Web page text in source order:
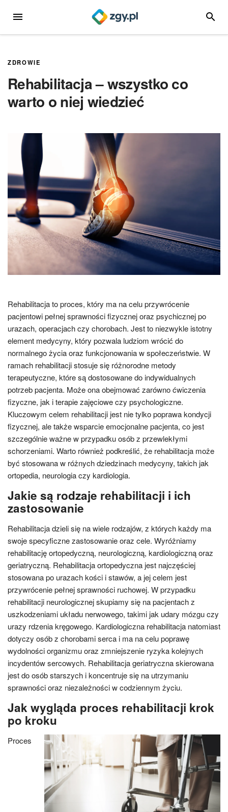
MENU
ZDROWIE
Rehabilitacja – wszystko co
warto o niej wiedzieć
Rehabilitacja to proces, który ma na celu przywrócenie
pacjentowi pełnej sprawności fizycznej oraz psychicznej po
urazach, operacjach czy chorobach. Jest to niezwykle istotny
element medycyny, który pozwala ludziom wrócić do
normalnego życia oraz funkcjonowania w społeczeństwie. W
ramach rehabilitacji stosuje się różnorodne metody
terapeutyczne, które są dostosowane do indywidualnych
potrzeb pacjenta. Może ona obejmować zarówno ćwiczenia
fizyczne, jak i terapie zajęciowe czy psychologiczne.
Kluczowym celem rehabilitacji jest nie tylko poprawa kondycji
fizycznej, ale także wsparcie emocjonalne pacjenta, co jest
szczególnie ważne w przypadku osób z przewlekłymi
schorzeniami. Warto również podkreślić, że rehabilitacja może
być stosowana w różnych dziedzinach medycyny, takich jak
ortopedia, neurologia czy kardiologia.
Jakie są rodzaje rehabilitacji i ich
zastosowanie
Rehabilitacja dzieli się na wiele rodzajów, z których każdy ma
swoje specyficzne zastosowanie oraz cele. Wyróżniamy
rehabilitację ortopedyczną, neurologiczną, kardiologiczną oraz
geriatryczną. Rehabilitacja ortopedyczna jest najczęściej
stosowana po urazach kości i stawów, a jej celem jest
przywrócenie pełnej sprawności ruchowej. W przypadku
rehabilitacji neurologicznej skupiamy się na pacjentach z
uszkodzeniami układu nerwowego, takimi jak udary mózgu czy
urazy rdzenia kręgowego. Kardiologiczna rehabilitacja natomiast
dotyczy osób z chorobami serca i ma na celu poprawę
wydolności organizmu oraz zmniejszenie ryzyka kolejnych
incydentów sercowych. Rehabilitacja geriatryczna skierowana
jest do osób starszych i koncentruje się na utrzymaniu
sprawności oraz niezależności w codziennym życiu.
Jak wygląda proces rehabilitacji krok
po kroku
Proces